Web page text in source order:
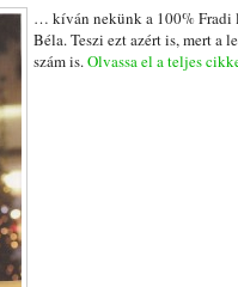
… kíván nekünk a 100% Fradi
Béla. Teszi ezt azért is, mert a
szám is.Olvassa el a teljes